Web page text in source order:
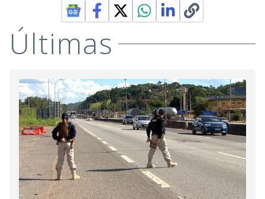
Últimas